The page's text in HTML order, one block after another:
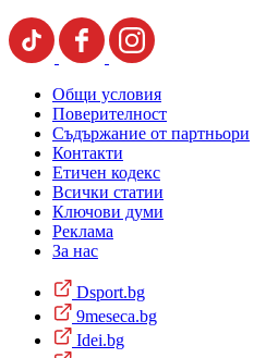
Общи условия
Поверителност
Съдържание от партньори
Контакти
Етичен кодекс
Всички статии
Ключови думи
Реклама
За нас
Dsport.bg
9meseca.bg
Idei.bg